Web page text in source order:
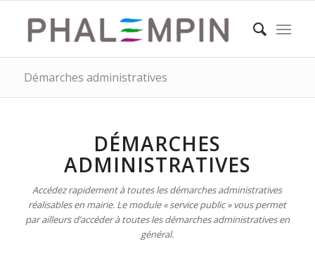
Démarches administratives
DÉMARCHES
ADMINISTRATIVES
Accédez rapidement à toutes les démarches administratives
réalisables en mairie. Le module « service public » vous permet
par ailleurs d’accéder à toutes les démarches administratives en
général.